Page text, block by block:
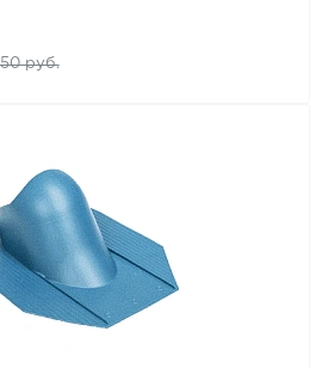
руб.